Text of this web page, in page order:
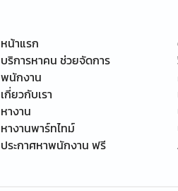
หน้าแรก
บริการหาคน ช่วยจัดการ
พนักงาน
เกี่ยวกับเรา
หางาน
หางานพาร์ทไทม์
ประกาศหาพนักงาน ฟรี